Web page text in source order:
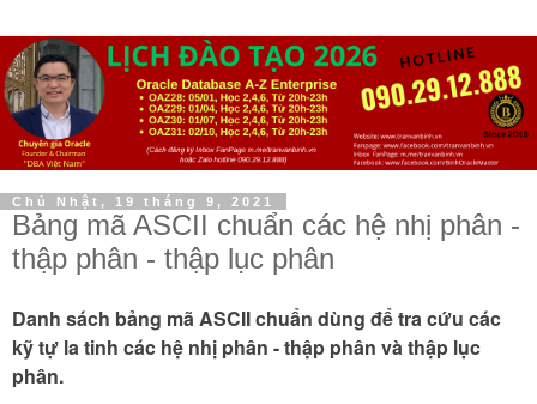
Chủ Nhật, 19 tháng 9, 2021
Bảng mã ASCII chuẩn các hệ nhị phân -
thập phân - thập lục phân
Danh sách bảng mã ASCII chuẩn dùng để tra cứu các
kỹ tự la tinh các hệ nhị phân - thập phân và thập lục
phân.